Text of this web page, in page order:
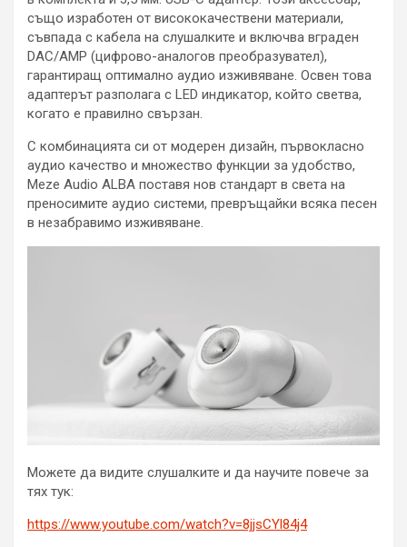
също изработен от висококачествени материали,
съвпада с кабела на слушалките и включва вграден
DAC/AMP (цифрово-аналогов преобразувател),
гарантиращ оптимално аудио изживяване. Освен това
адаптерът разполага с LED индикатор, който светва,
когато е правилно свързан.
С комбинацията си от модерен дизайн, първокласно
аудио качество и множество функции за удобство,
Meze Audio ALBA поставя нов стандарт в света на
преносимите аудио системи, превръщайки всяка песен
в незабравимо изживяване.
Можете да видите слушалките и да научите повече за
тях тук:
https://www.youtube.com/watch?v=8jjsCYl84j4